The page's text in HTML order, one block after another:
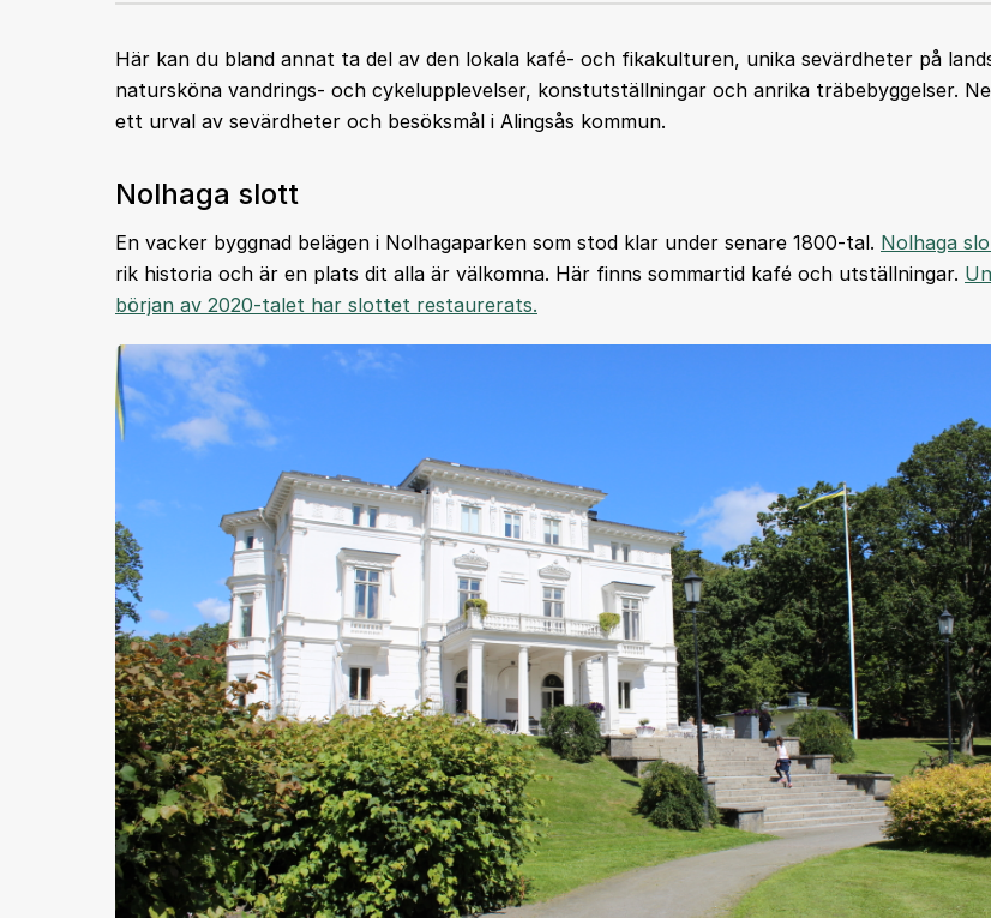
Här kan du bland annat ta del av den lokala kafé- och fikakulturen, unika sevärdheter på
natursköna vandrings- och cykelupplevelser, konstutställningar och anrika träbebyggelser.
ett urval av sevärdheter och besöksmål i Alingsås kommun.
Nolhaga slott
En vacker byggnad belägen i Nolhagaparken som stod klar under senare 1800-tal. Nolhaga
rik historia och är en plats dit alla är välkomna. Här finns sommartid kafé och utställningar.
början av 2020-talet har slottet restaurerats.